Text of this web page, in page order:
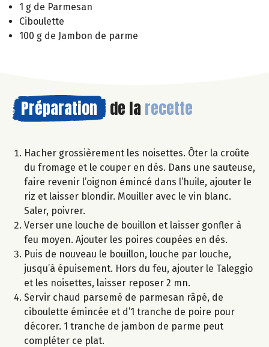
1 g de Parmesan
Ciboulette
100 g de Jambon de parme
Préparation de la recette
Hacher grossièrement les noisettes. Ôter la croûte
du fromage et le couper en dés. Dans une sauteuse,
faire revenir l’oignon émincé dans l’huile, ajouter le
riz et laisser blondir. Mouiller avec le vin blanc.
Saler, poivrer.
Verser une louche de bouillon et laisser gonfler à
feu moyen. Ajouter les poires coupées en dés.
Puis de nouveau le bouillon, louche par louche,
jusqu’à épuisement. Hors du feu, ajouter le Taleggio
et les noisettes, laisser reposer 2 mn.
Servir chaud parsemé de parmesan râpé, de
ciboulette émincée et d’1 tranche de poire pour
décorer. 1 tranche de jambon de parme peut
compléter ce plat.